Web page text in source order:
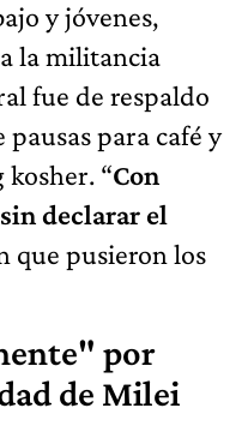
y jóvenes,
la militancia
fue de respaldo
para café y
“Con
declarar el
que pusieron los
por
de Milei